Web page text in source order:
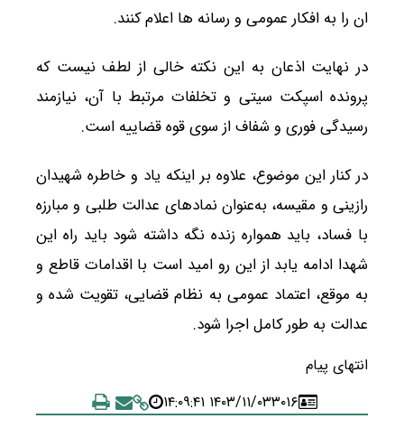
ان را به افکار عمومی و رسانه ها اعلام کنند.
در نهایت اذعان به این نکته خالی از لطف نیست که
پرونده اسپکت سیتی و تخلفات مرتبط با آن، نیازمند
رسیدگی فوری و شفاف از سوی قوه قضاییه است.
در کنار این موضوع، علاوه بر اینکه یاد و خاطره شهیدان
رازینی و مقیسه، به‌عنوان نمادهای عدالت‌ طلبی و مبارزه
با فساد، باید همواره زنده نگه داشته شود باید راه این
شهدا ادامه یابد از این رو امید است با اقدامات قاطع و
به‌ موقع، اعتماد عمومی به نظام قضایی، تقویت شده و
عدالت به طور کامل اجرا شود.
انتهای پیام
۳۰۱۶۱۴۰۳/۱۱/۰۳ ۱۴:۰۹:۴۱